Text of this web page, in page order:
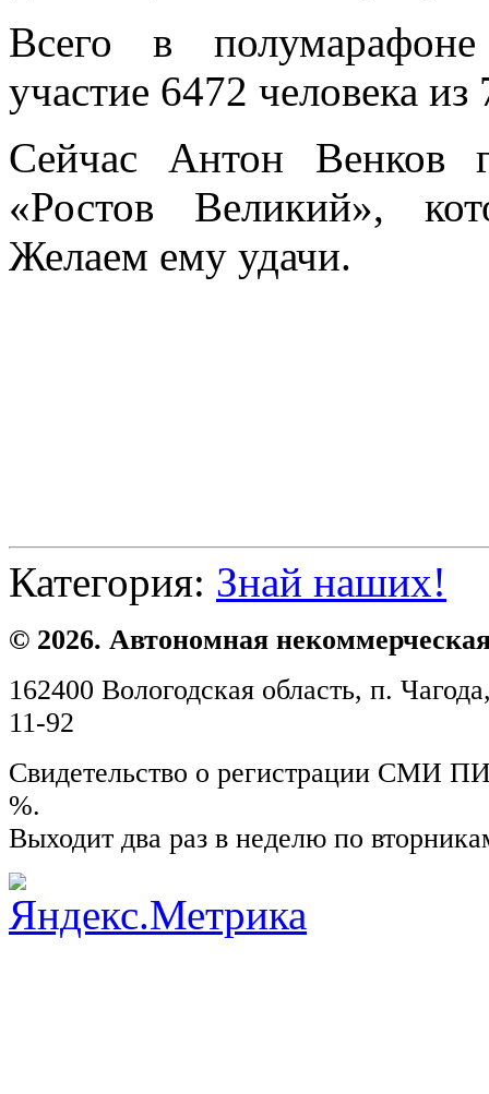
Всего в
участие 6472 человека
Сейчас Антон Венков
«Ростов Великий»,
Желаем ему удачи.
Категория: Знай наших!
© 2026. Автономная
162400 Вологодская область, п.
11-92
Свидетельство о регистрации СМИ
%.
Выходит два раз в неделю по